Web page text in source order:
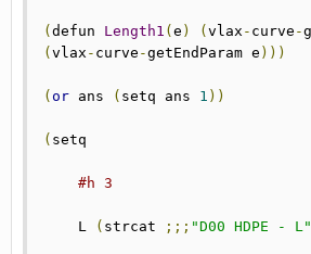
( defun Length1 ( e ) ( vlax - curve -
( vlax - curve -getEndParam e )))
( or ans ( setq ans 1 ))
( setq
#h 3
L ( strcat ;;; "D00 HDPE - L"